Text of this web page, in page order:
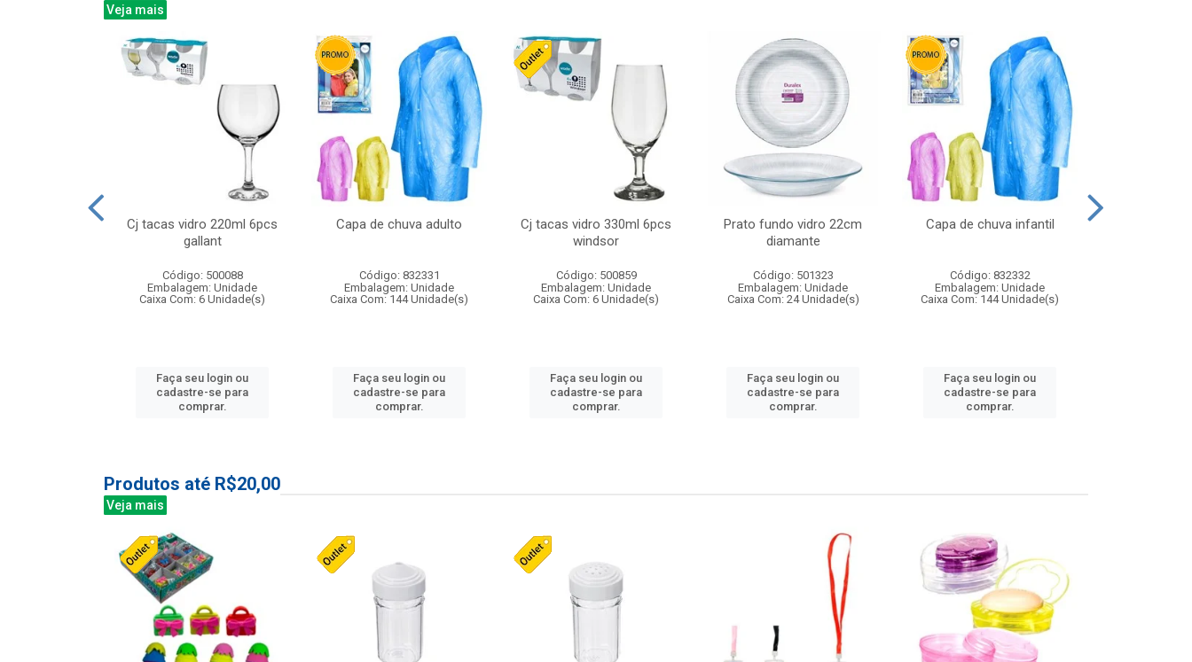
Veja mais
Cj tacas vidro 220ml 6pcs
gallant
Código: 500088
Embalagem: Unidade
Caixa Com: 6 Unidade(s)
Faça seu login ou
cadastre-se para
comprar.
Capa de chuva adulto
Código: 832331
Embalagem: Unidade
Caixa Com: 144 Unidade(s)
Faça seu login ou
cadastre-se para
comprar.
Cj tacas vidro 330ml 6pcs
windsor
Código: 500859
Embalagem: Unidade
Caixa Com: 6 Unidade(s)
Faça seu login ou
cadastre-se para
comprar.
Prato fundo vidro 22cm
diamante
Código: 501323
Embalagem: Unidade
Caixa Com: 24 Unidade(s)
Faça seu login ou
cadastre-se para
comprar.
Capa de chuva infantil
Código: 832332
Embalagem: Unidade
Caixa Com: 144 Unidade(s)
Faça seu login ou
cadastre-se para
comprar.
Produtos até R$20,00
Veja mais